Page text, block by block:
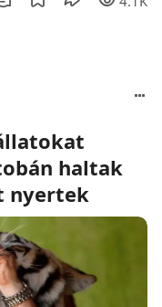
haltak
nyertek